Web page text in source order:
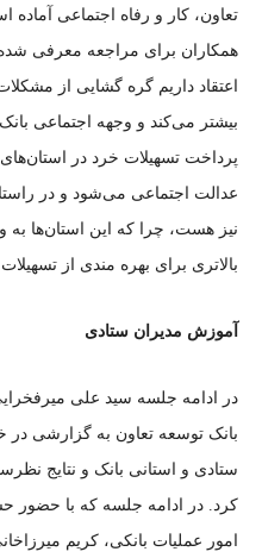
تعاون، کار و رفاه اجتماعی
همکاران برای مراجعه معرفی
اعتقاد داریم گره گشایی از
بیشتر می‌کند و وجهه اجتماعی
پرداخت تسهیلات خرد در
عدالت اجتماعی می‌شود و در
نیز هست، چرا که این استان‌ها
بالاتری برای بهره مندی از
آموزش مدیران ستادی
در ادامه جلسه سید علی
بانک توسعه تعاون به گزارشی
ستادی و استانی بانک و نتایج
کرد. در ادامه جلسه که با حضور
امور عملیات بانکی، کریم